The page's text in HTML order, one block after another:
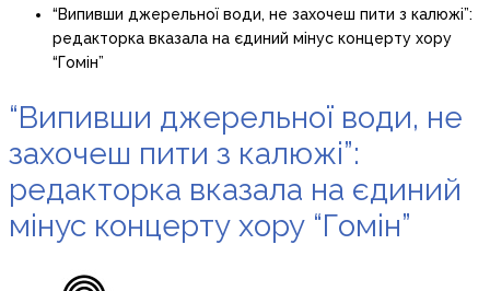
“Випивши джерельної води, не захочеш пити з калюжі”:
редакторка вказала на єдиний мінус концерту хору
“Гомін”
“Випивши джерельної води, не
захочеш пити з калюжі”:
редакторка вказала на єдиний
мінус концерту хору “Гомін”